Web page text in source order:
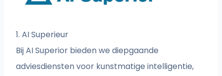
1. AI Superieur
Bij AI Superior bieden we diepgaande
adviesdiensten voor kunstmatige intelligentie,